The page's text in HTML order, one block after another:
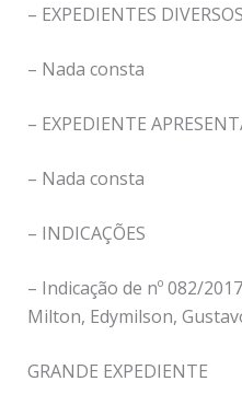
– EXPEDIENTES DIVERSOS
– Nada consta
– EXPEDIENTE
– Nada consta
– INDICAÇÕES
– Indicação de nº 082/
Milton, Edymilson,
GRANDE EXPEDIENTE